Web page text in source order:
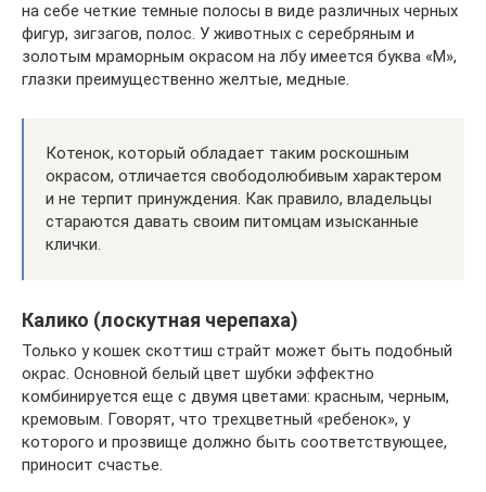
на себе четкие темные полосы в виде различных черных
фигур, зигзагов, полос. У животных с серебряным и
золотым мраморным окрасом на лбу имеется буква «М»,
глазки преимущественно желтые, медные.
Котенок, который обладает таким роскошным
окрасом, отличается свободолюбивым характером
и не терпит принуждения. Как правило, владельцы
стараются давать своим питомцам изысканные
клички.
Калико (лоскутная черепаха)
Только у кошек скоттиш страйт может быть подобный
окрас. Основной белый цвет шубки эффектно
комбинируется еще с двумя цветами: красным, черным,
кремовым. Говорят, что трехцветный «ребенок», у
которого и прозвище должно быть соответствующее,
приносит счастье.